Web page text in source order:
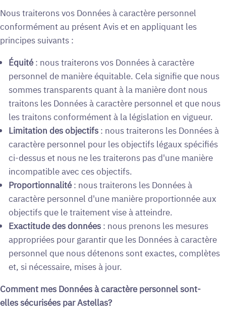
Nous traiterons vos Données à caractère personnel
conformément au présent Avis et en appliquant les
principes suivants :
Équité: nous traiterons vos Données à caractère
personnel de manière équitable. Cela signifie que nous
sommes transparents quant à la manière dont nous
traitons les Données à caractère personnel et que nous
les traitons conformément à la législation en vigueur.
Limitation des objectifs : nous traiterons les Données à
caractère personnel pour les objectifs légaux spécifiés
ci-dessus et nous ne les traiterons pas d'une manière
incompatible avec ces objectifs.
Proportionnalité: nous traiterons les Données à
caractère personnel d'une manière proportionnée aux
objectifs que le traitement vise à atteindre.
Exactitude des données : nous prenons les mesures
appropriées pour garantir que les Données à caractère
personnel que nous détenons sont exactes, complètes
et, si nécessaire, mises à jour.
Comment mes Données à caractère personnel sont-
elles sécurisées par Astellas?